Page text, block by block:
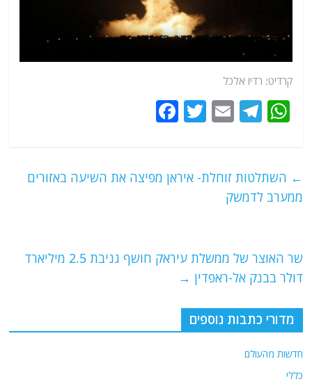
קרדיט: רדיו אלכל
W
s
A
T
g
ra
E
l
T
er
e
k
← השתלטות זוחלת- איראן מפיצה את השיעה באזורים
ממערב לדמשק
שר האוצר של ממשלת עיראק חושף גניבת 2.5 מיליארד
דולר בבנק אל-ראפדין →
מדורי כתבות נוספים
חדשות מהעולם
כללי